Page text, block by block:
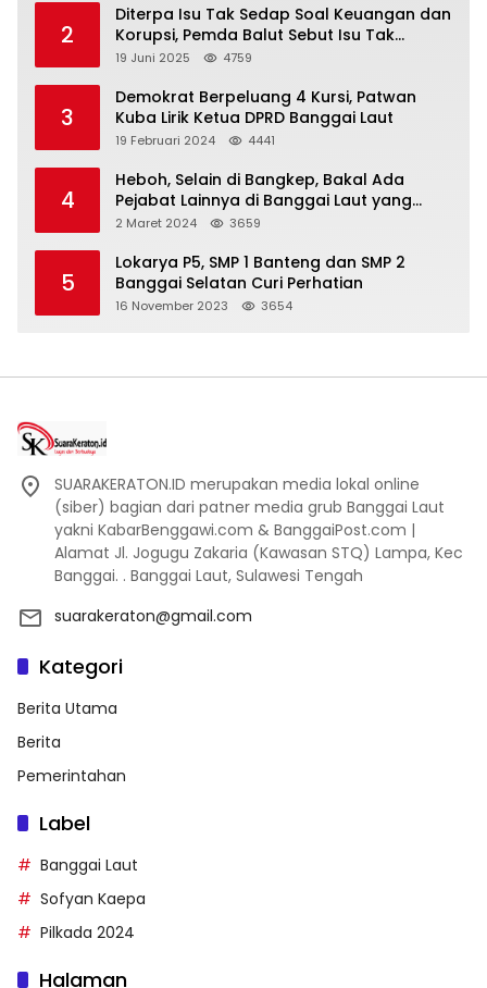
2
Diterpa Isu Tak Sedap Soal Keuangan dan
Korupsi, Pemda Balut Sebut Isu Tak
Berdasar
19 Juni 2025 4759
3
Demokrat Berpeluang 4 Kursi, Patwan
Kuba Lirik Ketua DPRD Banggai Laut
19 Februari 2024 4441
4
Heboh, Selain di Bangkep, Bakal Ada
Pejabat Lainnya di Banggai Laut yang
Bakal di Ciduk, Bagini Kata Kapolres!
2 Maret 2024 3659
5
Lokarya P5, SMP 1 Banteng dan SMP 2
Banggai Selatan Curi Perhatian
16 November 2023 3654
SUARAKERATON.ID merupakan media lokal online
(siber) bagian dari patner media grub Banggai Laut
yakni KabarBenggawi.com & BanggaiPost.com |
Alamat Jl. Jogugu Zakaria (Kawasan STQ) Lampa, Kec
Banggai. . Banggai Laut, Sulawesi Tengah
suarakeraton@gmail.com
Kategori
Berita Utama
Berita
Pemerintahan
Label
Banggai Laut
Sofyan Kaepa
Pilkada 2024
Halaman